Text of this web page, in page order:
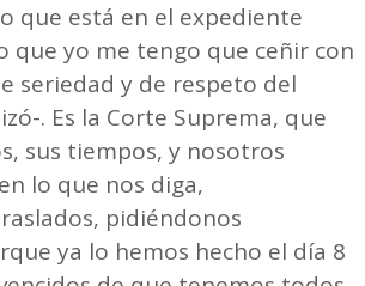
que está en el expediente
que yo me tengo que ceñir con
seriedad y de respeto del
. Es la Corte Suprema, que
sus tiempos, y nosotros
lo que nos diga,
pidiéndonos
ya lo hemos hecho el día 8